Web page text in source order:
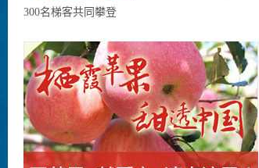
300名梯客共同攀登
级精英赛顺德海骏达中
心站欢乐开跑